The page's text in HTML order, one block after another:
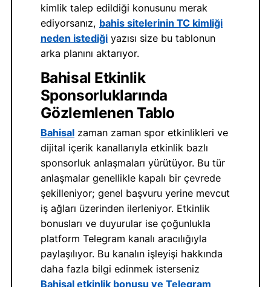
kimlik talep edildiği konusunu merak
ediyorsanız, bahis sitelerinin TC kimliği
neden istediğiyazısı size bu tablonun
arka planını aktarıyor.
Bahisal Etkinlik
Sponsorluklarında
Gözlemlenen Tablo
Bahisalzaman zaman spor etkinlikleri ve
dijital içerik kanallarıyla etkinlik bazlı
sponsorluk anlaşmaları yürütüyor. Bu tür
anlaşmalar genellikle kapalı bir çevrede
şekilleniyor; genel başvuru yerine mevcut
iş ağları üzerinden ilerleniyor. Etkinlik
bonusları ve duyurular ise çoğunlukla
platform Telegram kanalı aracılığıyla
paylaşılıyor. Bu kanalın işleyişi hakkında
daha fazla bilgi edinmek isterseniz
Bahisal etkinlik bonusu ve Telegram